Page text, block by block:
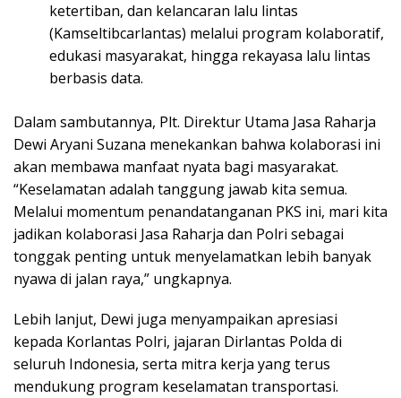
ketertiban, dan kelancaran lalu lintas
(Kamseltibcarlantas) melalui program kolaboratif,
edukasi masyarakat, hingga rekayasa lalu lintas
berbasis data.
Dalam sambutannya, Plt. Direktur Utama Jasa Raharja
Dewi Aryani Suzana menekankan bahwa kolaborasi ini
akan membawa manfaat nyata bagi masyarakat.
“Keselamatan adalah tanggung jawab kita semua.
Melalui momentum penandatanganan PKS ini, mari kita
jadikan kolaborasi Jasa Raharja dan Polri sebagai
tonggak penting untuk menyelamatkan lebih banyak
nyawa di jalan raya,” ungkapnya.
Lebih lanjut, Dewi juga menyampaikan apresiasi
kepada Korlantas Polri, jajaran Dirlantas Polda di
seluruh Indonesia, serta mitra kerja yang terus
mendukung program keselamatan transportasi.